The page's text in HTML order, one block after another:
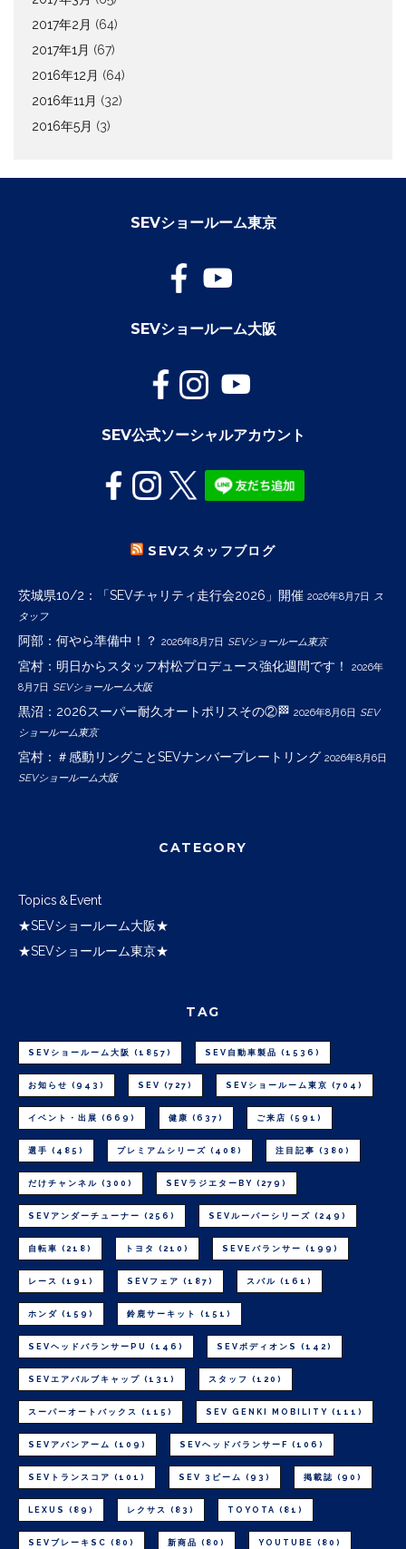
2017年2月 (64)
2017年1月 (67)
2016年12月 (64)
2016年11月 (32)
2016年5月 (3)
SEVショールーム東京
SEVショールーム大阪
SEV公式ソーシャルアカウント
SEVスタッフブログ
茨城県10/2：「SEVチャリティ走行会2026」開催 2026年8月7日 ス
タッフ
阿部：何やら準備中！？ 2026年8月7日 SEVショールーム東京
宮村：明日からスタッフ村松プロデュース強化週間です！
2026年
8月7日 SEVショールーム大阪
黒沼：2026スーパー耐久オートポリスその②🏁 2026年8月6日 SEV
ショールーム東京
宮村：＃感動リングことSEVナンバープレートリング 2026年8月6日
SEVショールーム大阪
CATEGORY
Topics＆Event
★SEVショールーム大阪★
★SEVショールーム東京★
TAG
SEVショールーム大阪 (1857) SEV自動車製品 (1536)
お知らせ (943) SEV (727) SEVショールーム東京 (704)
イベント・出展 (669) 健康 (637) ご来店 (591)
選手 (485) プレミアムシリーズ (408) 注目記事 (380)
だけチャンネル (300) SEVラジエターBY (279)
SEVアンダーチューナー (256) SEVルーパーシリーズ (249)
自転車 (218) トヨタ (210) SEVEバランサー (199)
レース (191) SEVフェア (187) スバル (161)
ホンダ (159) 鈴鹿サーキット (151)
SEVヘッドバランサーPU (146) SEVボディオンS (142)
SEVエアバルブキャップ (131) スタッフ (120)
スーパーオートバックス (115) SEV GENKI MOBILITY (111)
SEVアバンアーム (109) SEVヘッドバランサーF (106)
SEVトランスコア (101) SEV 3ビーム (93) 掲載誌 (90)
LEXUS (89) レクサス (83) TOYOTA (81)
SEVブレーキSC (80) 新商品 (80) YOUTUBE (80)